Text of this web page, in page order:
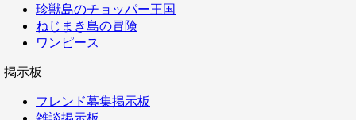
珍獣島のチョッパー王国
ねじまき島の冒険
ワンピース
掲示板
フレンド募集掲示板